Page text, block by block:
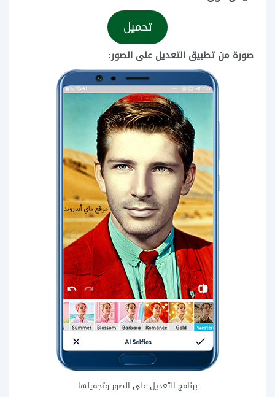
تحميل
صورة من تطبيق التعديل على الصور:
برنامج التعديل على الصور وتجميلها